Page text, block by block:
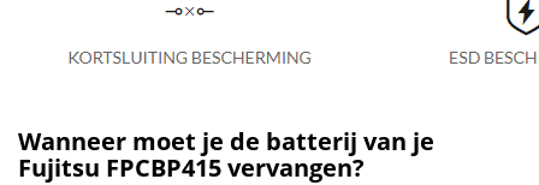
Wanneer moet je de batterij van je
Fujitsu FPCBP415 vervangen?